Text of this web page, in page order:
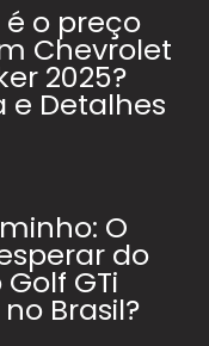
é o preço
Chevrolet
2025?
e Detalhes
O
do
GTi
Brasil?